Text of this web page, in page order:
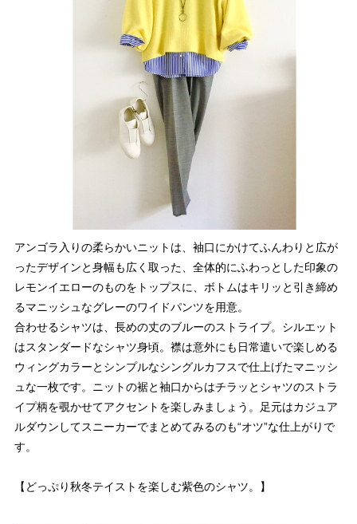
アンゴラ入りの柔らかいニットは、袖口にかけてふんわりと広が
ったデザインと身幅も広く取った、全体的にふわっとした印象の
レモンイエローのものをトップスに、ボトムはキリッと引き締め
るマニッシュなグレーのワイドパンツを用意。
合わせるシャツは、長めの丈のブルーのストライプ。シルエット
はスタンダードなシャツ身頃。襟は意外にも日常遣いで楽しめる
ウィングカラーとシンプルなシングルカフスで仕上げたマニッシ
ュな一枚です。ニットの裾と袖口からはチラッとシャツのストラ
イプ柄を覗かせてアクセントを楽しみましょう。足元はカジュア
ルダウンしてスニーカーでまとめてみるのも“オツ”な仕上がりで
す。
【どっぷり秋冬テイストを楽しむ紫色のシャツ。】